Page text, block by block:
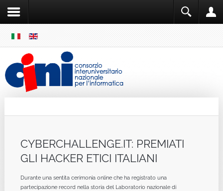
MENU
CYBERCHALLENGE.IT: PREMIATI
GLI HACKER ETICI ITALIANI
Durante una sentita cerimonia online che ha registrato una
partecipazione record nella storia del Laboratorio nazionale di